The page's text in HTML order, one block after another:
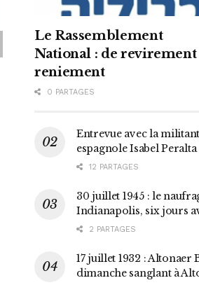
Le Rassemblement
National : de revirement
reniement
0 PARTAGES
Entrevue avec la
espagnole Isabel Peralta
12 PARTAGES
30 juillet 1945 : le
Indianapolis, six jours
2 PARTAGES
17 juillet 1932 : Altonaer
dimanche sanglant à